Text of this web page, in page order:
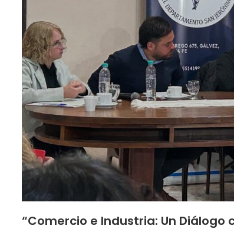
“Comercio e Industria: Un Diálogo